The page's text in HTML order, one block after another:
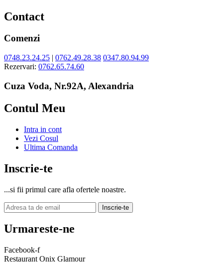
Contact
Comenzi
0748.23.24.25 | 0762.49.28.38 0347.80.94.99
Rezervari: 0762.65.74.60
Cuza Voda, Nr.92A, Alexandria
Contul Meu
Intra in cont
Vezi Cosul
Ultima Comanda
Inscrie-te
...si fii primul care afla ofertele noastre.
Inscrie-te
Urmareste-ne
Facebook-f
Restaurant Onix Glamour